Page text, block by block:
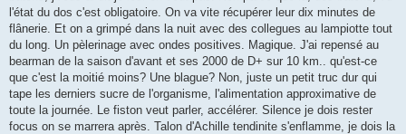
l'état du dos c'est obligatoire. On va vite récupérer leur dix minutes de
flânerie. Et on a grimpé dans la nuit avec des collegues au lampiotte tout
du long. Un pèlerinage avec ondes positives. Magique. J'ai repensé au
bearman de la saison d'avant et ses 2000 de D+ sur 10 km.. qu'est-ce
que c'est la moitié moins? Une blague? Non, juste un petit truc dur qui
tape les derniers sucre de l'organisme, l'alimentation approximative de
toute la journée. Le fiston veut parler, accélérer. Silence je dois rester
focus on se marrera après. Talon d'Achille tendinite s'enflamme, je dois la